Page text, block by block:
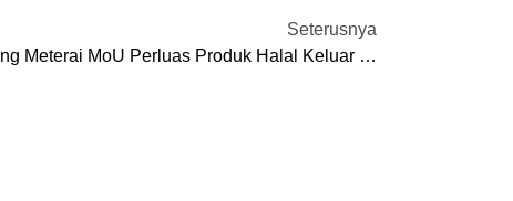
Seterusnya
Perak SADC, Pak Tam Katering Meterai MoU Perluas Produk Halal Keluar Negara